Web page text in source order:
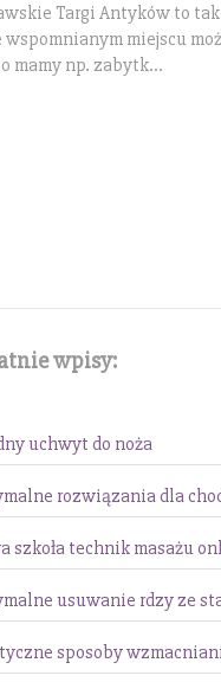
Targi Antyków to
wspomnianym miejscu
mamy np. zabytk...
wpisy:
uchwyt do noża
rozwiązania dla
szkoła technik masażu
usuwanie rdzy ze
sposoby